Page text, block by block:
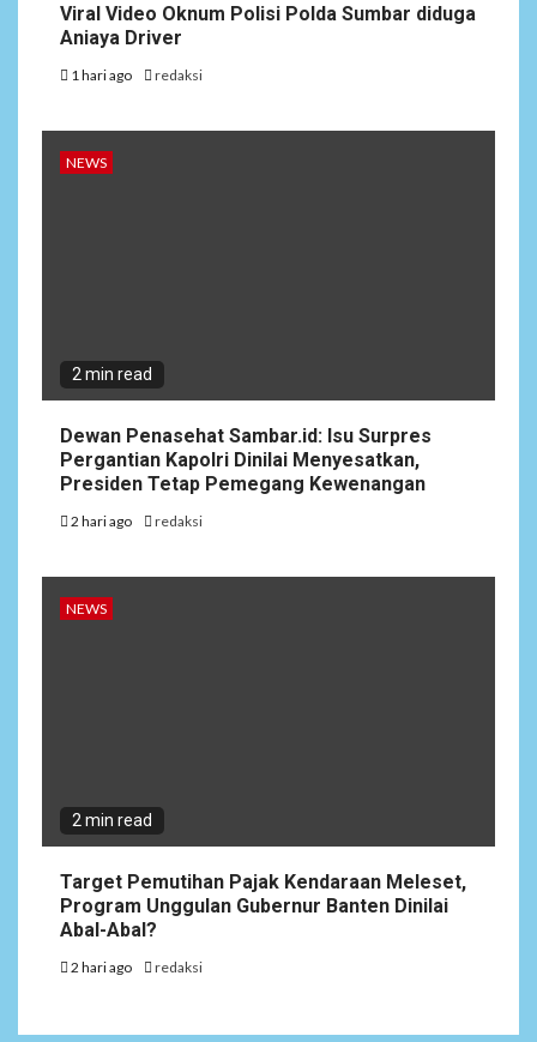
Viral Video Oknum Polisi Polda Sumbar diduga
Aniaya Driver
1 hari ago redaksi
NEWS
2 min read
Dewan Penasehat Sambar.id: Isu Surpres
Pergantian Kapolri Dinilai Menyesatkan,
Presiden Tetap Pemegang Kewenangan
2 hari ago redaksi
NEWS
2 min read
Target Pemutihan Pajak Kendaraan Meleset,
Program Unggulan Gubernur Banten Dinilai
Abal-Abal?
2 hari ago redaksi